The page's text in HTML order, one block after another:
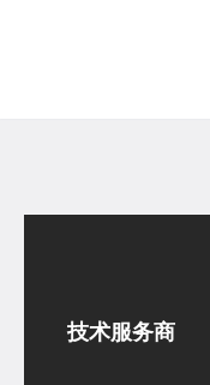
技术服务商